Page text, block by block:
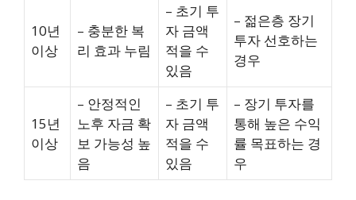
10년
이상
– 충분한 복
리 효과 누림
– 초기 투
자 금액
적을 수
있음
– 젊은층 장기
투자 선호하는
경우
15년
이상
– 안정적인
노후 자금 확
보 가능성 높
음
– 초기 투
자 금액
적을 수
있음
– 장기 투자를
통해 높은 수익
률 목표하는 경
우